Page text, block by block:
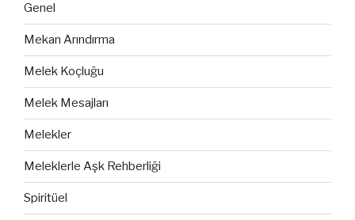
Genel
Mekan Arındırma
Melek Koçluğu
Melek Mesajları
Melekler
Meleklerle Aşk Rehberliği
Spiritüel